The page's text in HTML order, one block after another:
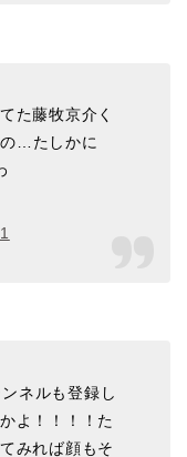
た藤牧京介く
…たしかに
ネルも登録し
よ！！！！た
みれば顔もそ